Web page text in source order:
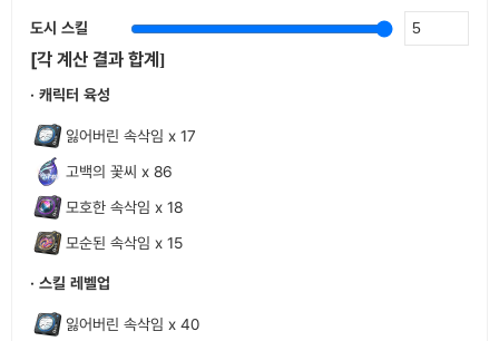
도시 스킬
[각 계산 결과 합계]
· 캐릭터 육성
잃어버린 속삭임 x 17
고백의 꽃씨 x 86
모호한 속삭임 x 18
모순된 속삭임 x 15
· 스킬 레벨업
잃어버린 속삭임 x 40